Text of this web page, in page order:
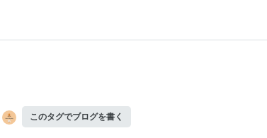
このタグでブログを書く